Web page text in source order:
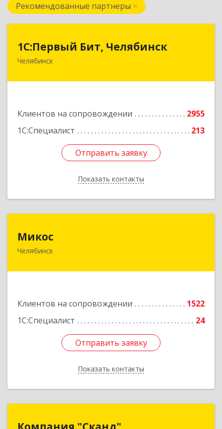
Рекомендованные партнеры
1С:Первый Бит, Челябинск
Челябинск
Клиентов на сопровождении
2955
1С:Специалист
213
Отправить заявку
Показать контакты
1С:Первый Бит, Челябинск
Отправить заявку
Назад
Микос
Челябинск
Клиентов на сопровождении
1522
1С:Специалист
24
Отправить заявку
Показать контакты
Отправить заявку
Назад